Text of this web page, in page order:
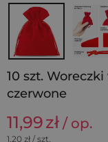
10 szt.
czerwone
11,99zł / op.
1,20 zł / szt.